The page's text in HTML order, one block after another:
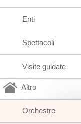
Enti
Spettacoli
Visite guidate
Altro
Orchestre